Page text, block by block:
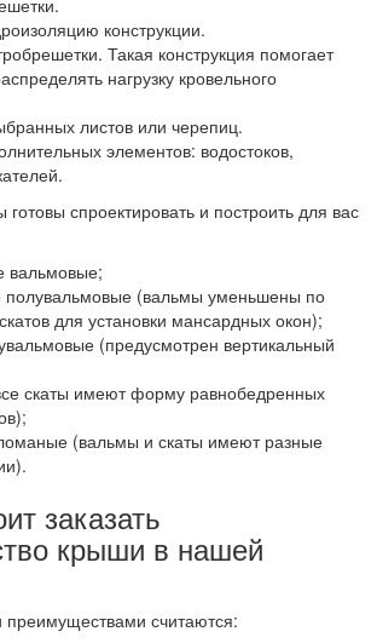
конструкции.
Такая конструкция помогает
нагрузку кровельного
листов или черепиц.
элементов: водостоков,
спроектировать и построить для вас
вальмовые;
полувальмовые (вальмы уменьшены по
для установки мансардных окон);
(предусмотрен вертикальный
скаты имеют форму равнобедренных
(вальмы и скаты имеют разные
заказать
крыши в нашей
считаются: